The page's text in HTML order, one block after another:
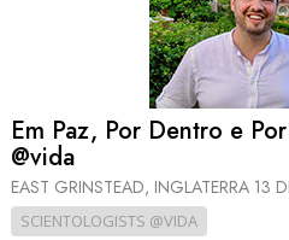
Em Paz, Por Dentro e
@vida
EAST GRINSTEAD, INGLATERRA 13
SCIENTOLOGISTS @VIDA